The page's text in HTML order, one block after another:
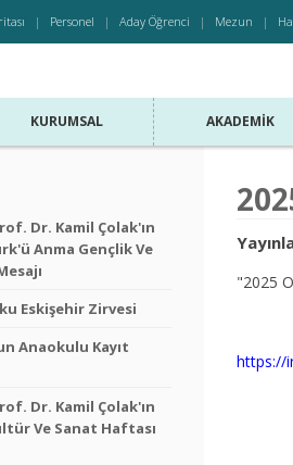
Personel Aday Öğrenci Mezun
KURUMSAL AKADEMIK
"2025
https://
Dr. Kamil Çolak'ın
Anma Gençlik Ve
Eskişehir Zirvesi
Anaokulu Kayıt
Dr. Kamil Çolak'ın
Ve Sanat Haftası